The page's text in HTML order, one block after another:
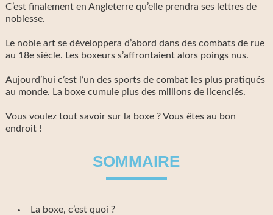
C’est finalement en Angleterre qu’elle prendra ses lettres de
noblesse.
Le noble art se développera d’abord dans des combats de rue
au 18e siècle. Les boxeurs s’affrontaient alors poings nus.
Aujourd’hui c’est l’un des sports de combat les plus pratiqués
au monde. La boxe cumule plus des millions de licenciés.
Vous voulez tout savoir sur la boxe ? Vous êtes au bon
endroit !
SOMMAIRE
La boxe, c’est quoi ?